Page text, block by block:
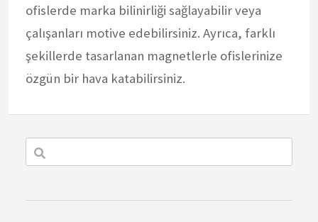
ofislerde marka bilinirliği sağlayabilir veya
çalışanları motive edebilirsiniz. Ayrıca, farklı
şekillerde tasarlanan magnetlerle ofislerinize
özgün bir hava katabilirsiniz.